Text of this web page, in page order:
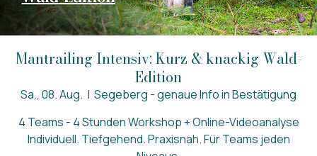
Mantrailing Intensiv: Kurz & knackig Wald-
Edition
Sa., 08. Aug.
  |
Segeberg - genaue Info in Bestätigung
4 Teams - 4 Stunden Workshop + Online-Videoanalyse
Individuell. Tiefgehend. Praxisnah. Für Teams jeden